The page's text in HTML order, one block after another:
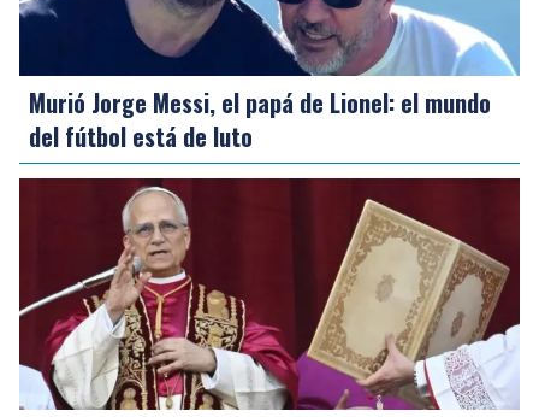
Murió Jorge Messi, el papá de Lionel: el mundo
del fútbol está de luto